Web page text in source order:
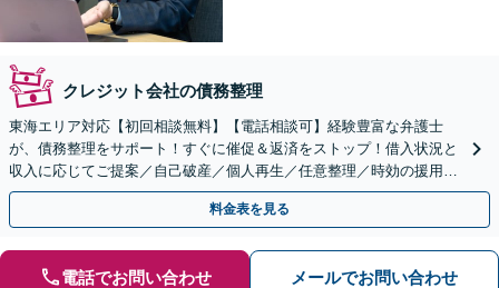
クレジット会社の債務整理
東海エリア対応【初回相談無料】【電話相談可】経験豊富な弁護士
が、債務整理をサポート！すぐに催促＆返済をストップ！借入状況と
収入に応じてご提案／自己破産／個人再生／任意整理／時効の援用に
関するご相談も可能【完全個室】【メール予約可】
料金表を見る
電話でお問い合わせ メールでお問い合わせ